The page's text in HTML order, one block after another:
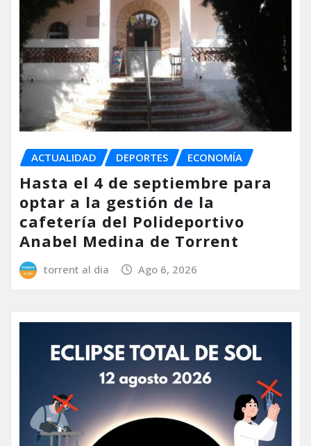
ACTUALIDAD DEPORTES ECONOMÍA
Hasta el 4 de septiembre para
optar a la gestión de la
cafetería del Polideportivo
Anabel Medina de Torrent
torrent al dia Ago 6, 2026